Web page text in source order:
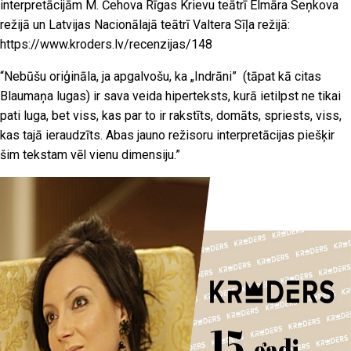
interpretācijām M. Čehova Rīgas Krievu teātrī Elmāra Seņkova
režijā un Latvijas Nacionālajā teātrī Valtera Sīļa režijā:
https://www.kroders.lv/recenzijas/148
“Nebūšu oriģināla, ja apgalvošu, ka „Indrāni” (tāpat kā citas
Blaumaņa lugas) ir sava veida hiperteksts, kurā ietilpst ne tikai
pati luga, bet viss, kas par to ir rakstīts, domāts, spriests, viss,
kas tajā ieraudzīts. Abas jauno režisoru interpretācijas piešķir
šim tekstam vēl vienu dimensiju.”